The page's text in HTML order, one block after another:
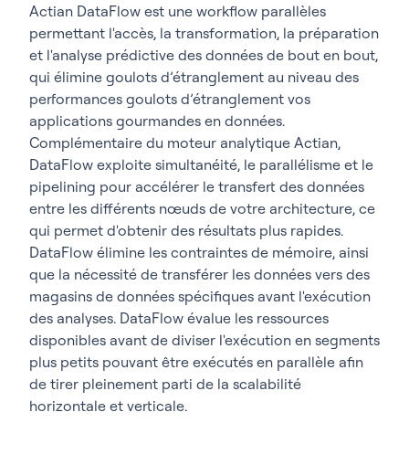
Actian DataFlow est une workflow parallèles
permettant l'accès, la transformation, la préparation
et l'analyse prédictive des données de bout en bout,
qui élimine goulots d’étranglement au niveau des
performances goulots d’étranglement vos
applications gourmandes en données.
Complémentaire du moteur analytique Actian,
DataFlow exploite simultanéité, le parallélisme et le
pipelining pour accélérer le transfert des données
entre les différents nœuds de votre architecture, ce
qui permet d'obtenir des résultats plus rapides.
DataFlow élimine les contraintes de mémoire, ainsi
que la nécessité de transférer les données vers des
magasins de données spécifiques avant l'exécution
des analyses. DataFlow évalue les ressources
disponibles avant de diviser l'exécution en segments
plus petits pouvant être exécutés en parallèle afin
de tirer pleinement parti de la scalabilité
horizontale et verticale.